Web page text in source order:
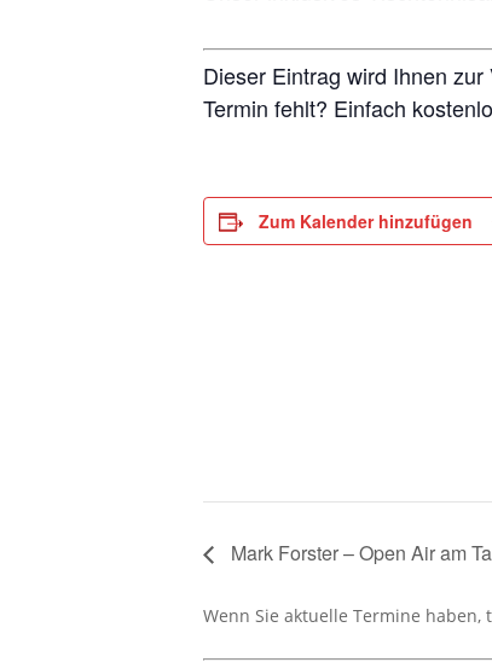
Dieser Eintrag wird Ihnen
Termin fehlt? Einfach
Zum Kalender hinzufügen
Mark Forster – Open Air am
Wenn Sie aktuelle Termine